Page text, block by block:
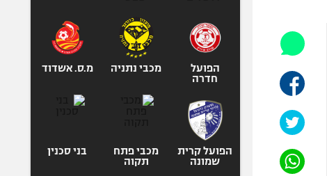
אופניים
ספורט מוטורי
כדורמים
בייסבול MLB
אומנויות לחימה
הפועל
חדרה
מכבי נתניה מ.ס. אשדוד
הפועל קרית
שמונה
מכבי פתח
תקוה
בני סכנין